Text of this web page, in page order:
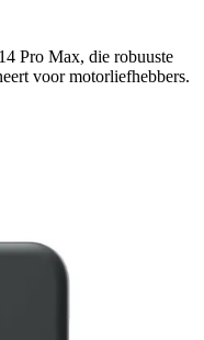
Pro Max, die robuuste
voor motorliefhebbers.